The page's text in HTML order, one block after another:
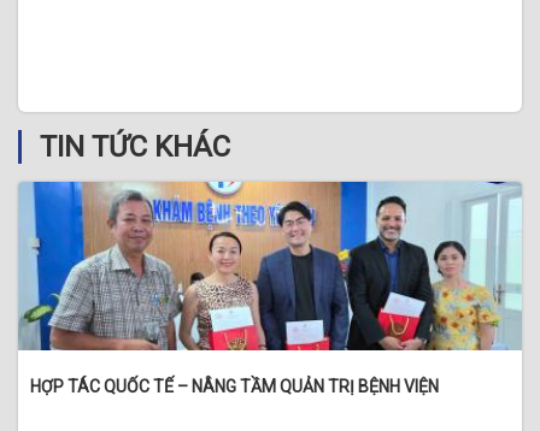
TIN TỨC KHÁC
HỢP TÁC QUỐC TẾ – NÂNG TẦM QUẢN TRỊ BỆNH VIỆN